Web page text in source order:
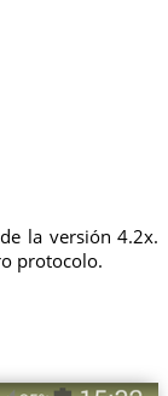
la versión 4.2x.
protocolo.